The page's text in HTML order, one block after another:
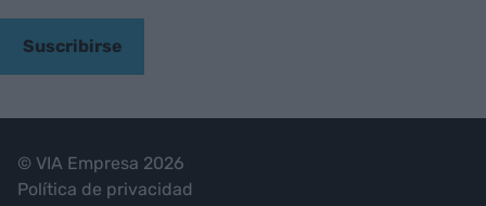
Suscribirse
© VIA Empresa 2026
Política de privacidad